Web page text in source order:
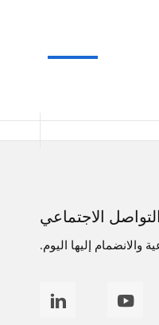
الاجتماعي
والانضمام إليها اليوم.